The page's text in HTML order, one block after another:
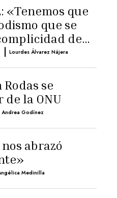
«Tenemos que
que se
de
| Lourdes Álvarez Nájera
se
la ONU
Andrea Godínez
abrazó
Medinilla